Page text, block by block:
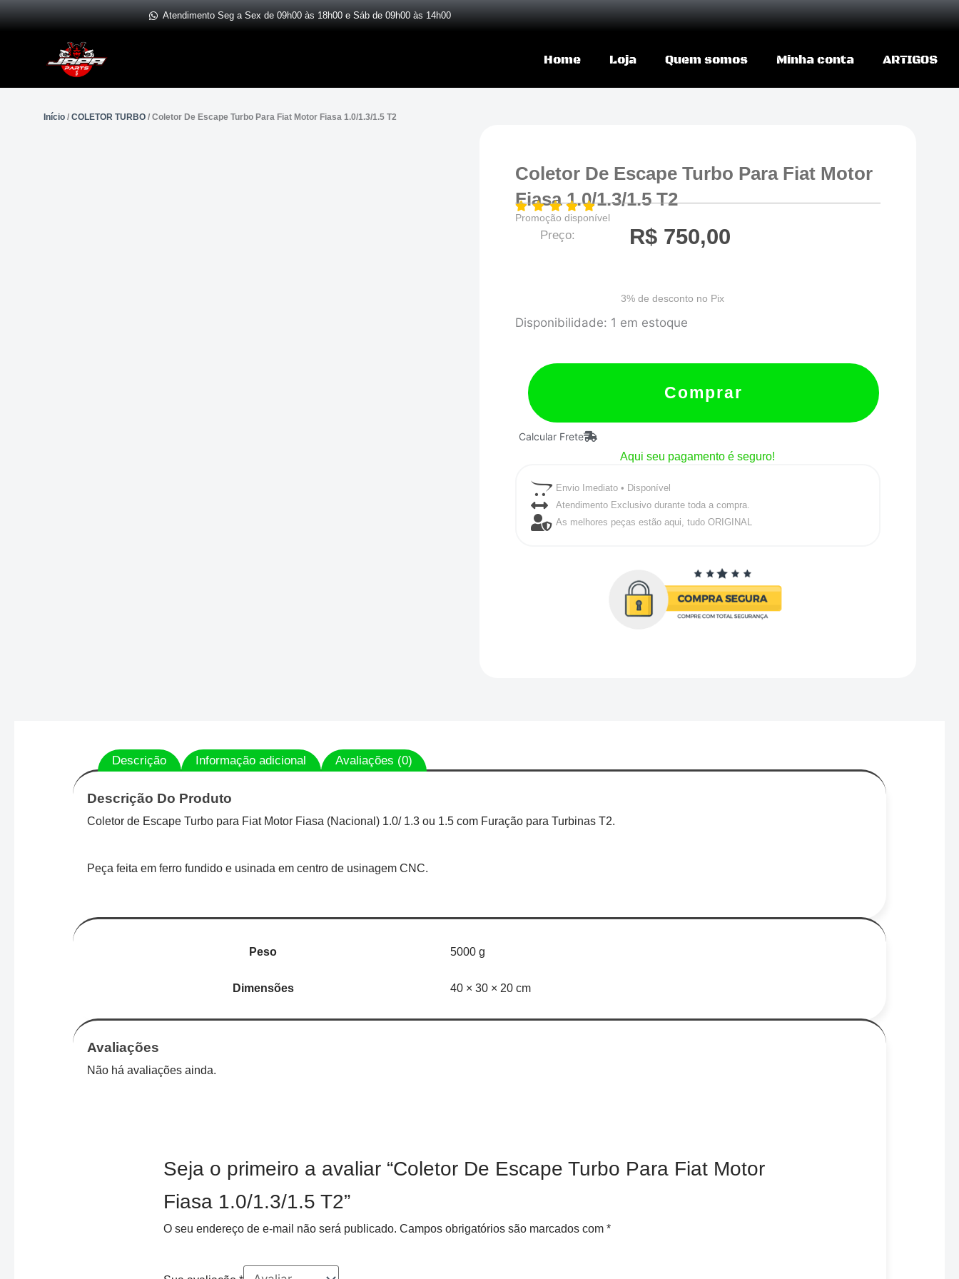
Ir
Atendimento Seg a Sex de 09h00 às 18h00 e Sáb de 09h00 às 14h00
Home Loja Quem somos Minha conta ARTIGOS
Início/ COLETOR TURBO/ Coletor De Escape Turbo Para Fiat Motor Fiasa 1.0/1.3/1.5 T2
Coletor De Escape Turbo Para Fiat Motor
Fiasa 1.0/1.3/1.5 T2
Promoção disponível
Preço: R$ 750,00
3% de desconto no Pix
Disponibilidade: 1 em estoque
Coletor
Escape
Turbo
Para
Fiat
1.0/1.3/1.5
Comprar
Calcular Frete
Aqui seu pagamento é seguro!
Envio Imediato • Disponível
Atendimento Exclusivo durante toda a compra.
As melhores peças estão aqui, tudo ORIGINAL
Descrição Informação adicional Avaliações (0)
Descrição Do Produto
Coletor de Escape Turbo para Fiat Motor Fiasa (Nacional) 1.0/ 1.3 ou 1.5 com Furação para Turbinas T2.
Peça feita em ferro fundido e usinada em centro de usinagem CNC.
Peso 5000 g
Dimensões 40 × 30 × 20 cm
Avaliações
Não há avaliações ainda.
Seja o primeiro a avaliar “Coletor De Escape Turbo Para Fiat Motor
Fiasa 1.0/1.3/1.5 T2”
O seu endereço de e-mail não será publicado. Campos obrigatórios são marcados com *